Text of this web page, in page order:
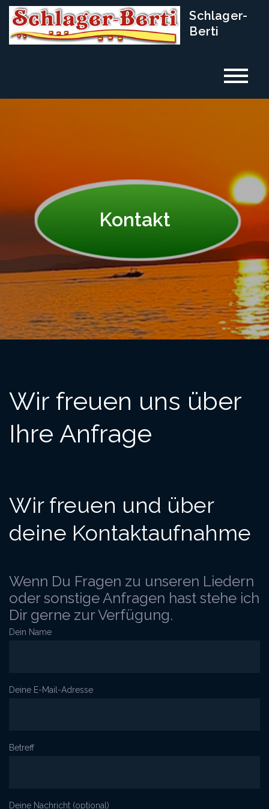
Skip
content
Schlager-
Berti
Kontakt
Wir freuen uns über
Ihre Anfrage
Wir freuen und über
deine Kontaktaufnahme
Wenn Du Fragen zu unseren Liedern
oder sonstige Anfragen hast stehe ich
Dir gerne zur Verfügung.
Dein Name
Deine E-Mail-Adresse
Betreff
Deine Nachricht (optional)